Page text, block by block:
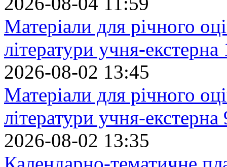
Матеріали для річного
літератури учня-екстерна
2026-08-02 13:45
Матеріали для річного
літератури учня-екстерна
2026-08-02 13:35